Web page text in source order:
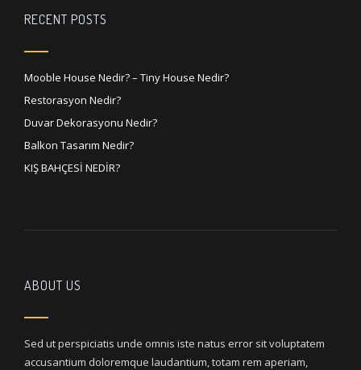
RECENT POSTS
Mooble House Nedir? – Tiny House Nedir?
Restorasyon Nedir?
Duvar Dekorasyonu Nedir?
Balkon Tasarım Nedir?
KIŞ BAHÇESİ NEDİR?
ABOUT US
Sed ut perspiciatis unde omnis iste natus error sit voluptatem
accusantium doloremque laudantium, totam rem aperiam,